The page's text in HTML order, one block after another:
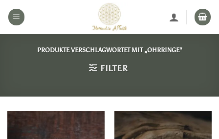
Inhalt
PRODUKTE VERSCHLAGWORTET MIT „OHRRINGE“
FILTER